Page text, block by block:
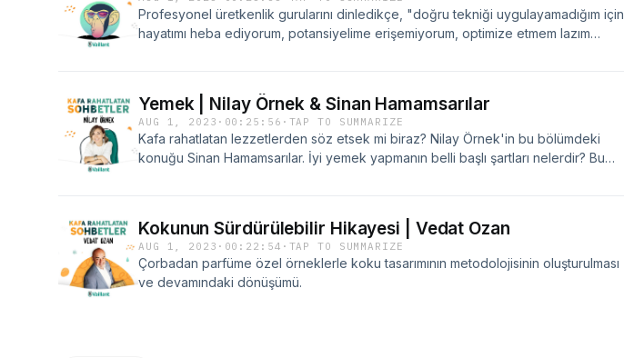
Profesyonel üretkenlik gurularını dinledikçe, "doğru tekniği uygulayamadığım için
hayatımı heba ediyorum, potansiyelime erişemiyorum, optimize etmem lazım
da "benim adım Hıdır, elimden gelen budur" diyebilmemiz de lazım gönül
rahatlığıyla.
Yemek | Nilay Örnek & Sinan Hamamsarılar
AUG 1, 2023 · 00:25:56 · TAP TO SUMMARIZE
Kafa rahatlatan lezzetlerden söz etsek mi biraz? Nilay Örnek'in bu bölümdeki
konuğu Sinan Hamamsarılar. İyi yemek yapmanın belli başlı şartları nelerdir? Bu
Kokunun Sürdürülebilir Hikayesi | Vedat Ozan
AUG 1, 2023 · 00:22:54 · TAP TO SUMMARIZE
Çorbadan parfüme özel örneklerle koku tasarımının metodolojisinin oluşturulması
ve devamındaki dönüşümü.